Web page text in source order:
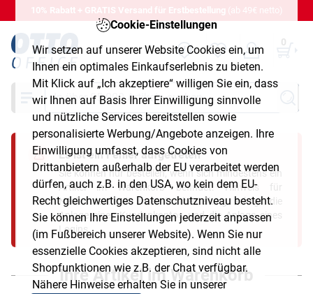
Cookie-Einstellungen
Wir setzen auf unserer Website Cookies ein, um
Ihnen ein optimales Einkaufserlebnis zu bieten.
Mit Klick auf „Ich akzeptiere“ willigen Sie ein, dass
wir Ihnen auf Basis Ihrer Einwilligung sinnvolle
und nützliche Services bereitstellen sowie
personalisierte Werbung/Angebote anzeigen. Ihre
Einwilligung umfasst, dass Cookies von
Drittanbietern außerhalb der EU verarbeitet werden
dürfen, auch z.B. in den USA, wo kein dem EU-
Recht gleichwertiges Datenschutzniveau besteht.
Sie können Ihre Einstellungen jederzeit anpassen
(im Fußbereich unserer Website). Wenn Sie nur
essenzielle Cookies akzeptieren, sind nicht alle
Shopfunktionen wie z.B. der Chat verfügbar.
Nähere Hinweise erhalten Sie in unserer
10% Rabatt + GRATIS Versand für Erstbestellung (ab 49€ netto)
0
Suche
Es ist ein Fehler aufgetreten
Sie können nur bestellen, wenn sich mindestens ein
Artikel im Warenkorb befindet. Hinweis für
Neukunden: Mit Ihrer Erstbestellung erfolgt die
Anlage eines Kundenkontos und die Anlage eines
Logins.
Ihre Artikel im Warenkorb